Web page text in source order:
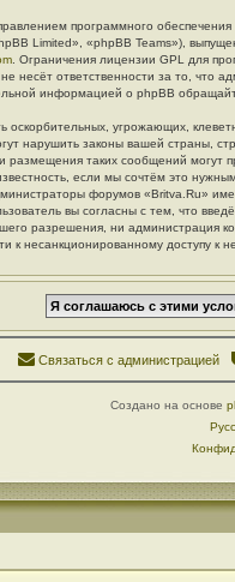
программного
Limited», «phpBB Teams»),
. Ограничения лицензии GPL для
несёт ответственности за то, что
информацией о phpBB
оскорбительных, угрожающих,
нарушить законы вашей страны,
размещения таких сообщений
если мы сочтём это
форумов «Britva.Ru»
вы согласны с тем, что
разрешения, ни администрация
к несанкционированному доступу к
Связаться с администрацией
Создано на основе